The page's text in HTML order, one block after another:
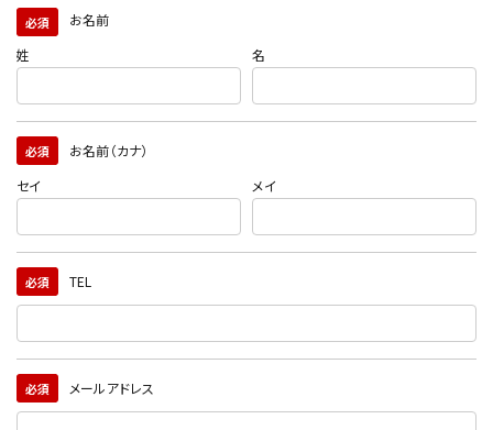
必須
お名前
姓
名
必須
お名前（カナ）
セイ
メイ
必須 TEL
必須 メールアドレス